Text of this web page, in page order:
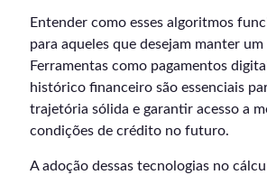
Entender como esses algoritmos
para aqueles que desejam manter um
Ferramentas como pagamentos
histórico financeiro são essenciais
trajetória sólida e garantir acesso a
condições de crédito no futuro.
A adoção dessas tecnologias no